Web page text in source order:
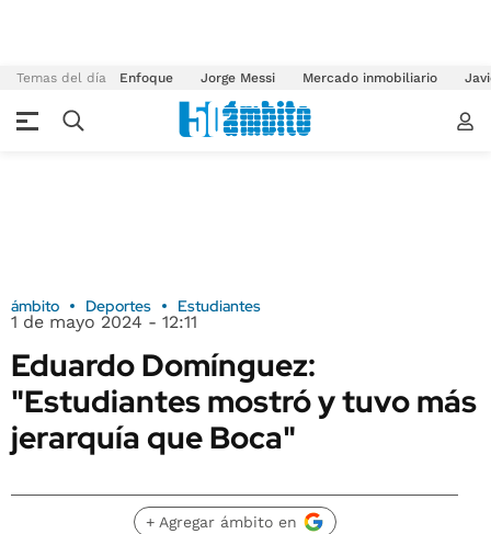
Temas del día Enfoque Jorge Messi Mercado inmobiliario
ámbito Deportes Estudiantes
1 de mayo 2024 - 12:11
Eduardo Domínguez:
"Estudiantes mostró y tuvo más
jerarquía que Boca"
+ Agregar ámbito en